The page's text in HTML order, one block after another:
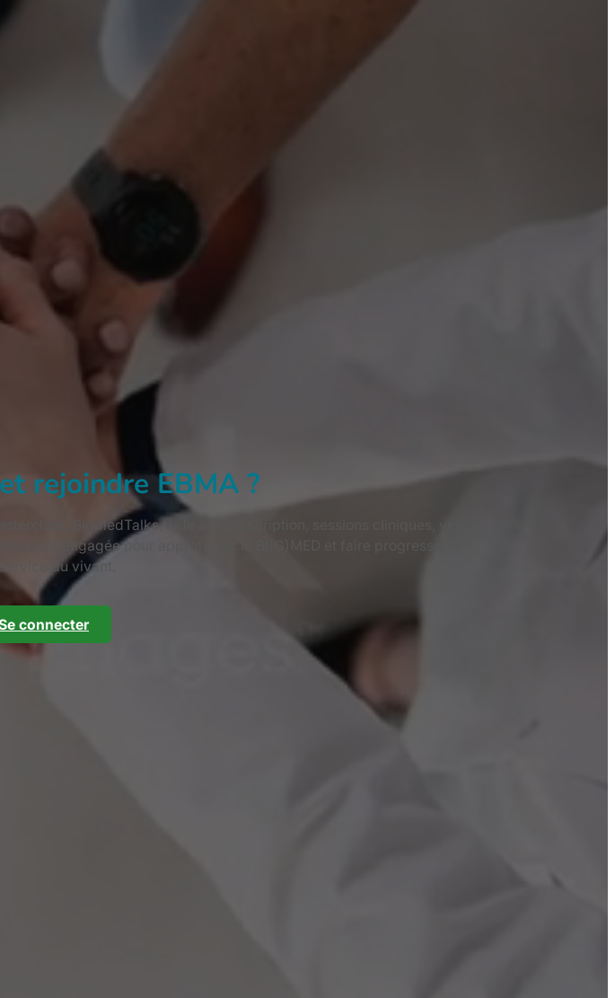
rejoindre EBMA ?
BigmedTalks, aide à la prescription, sessions cliniques, veille
engagée pour approfondir la BI(G)MED et faire progresser la
du vivant.
connecter